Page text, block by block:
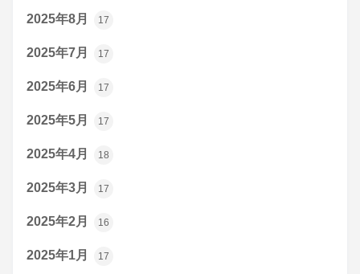
2025年8月 17
2025年7月 17
2025年6月 17
2025年5月 17
2025年4月 18
2025年3月 17
2025年2月 16
2025年1月 17